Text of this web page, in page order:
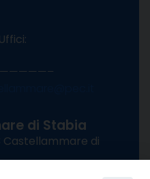
di Stabia
Castellammare di